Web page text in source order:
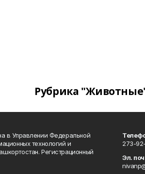
Рубрика
в Управлении Федеральной
технологий и
Регистрационный
273-
Эл.